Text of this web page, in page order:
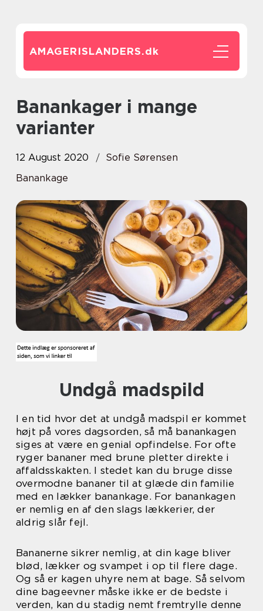
AMAGERISLANDERS.dk
Banankager i mange
varianter
12 August 2020
Sofie Sørensen
Banankage
Undgå madspild
I en tid hvor det at undgå madspil er kommet
højt på vores dagsorden, så må banankagen
siges at være en genial opfindelse. For ofte
ryger bananer med brune pletter direkte i
affaldsskakten. I stedet kan du bruge disse
overmodne bananer til at glæde din familie
med en lækker banankage. For banankagen
er nemlig en af den slags lækkerier, der
aldrig slår fejl.
Bananerne sikrer nemlig, at din kage bliver
blød, lækker og svampet i op til flere dage.
Og så er kagen uhyre nem at bage. Så selvom
dine bageevner måske ikke er de bedste i
verden, kan du stadig nemt fremtrylle denne